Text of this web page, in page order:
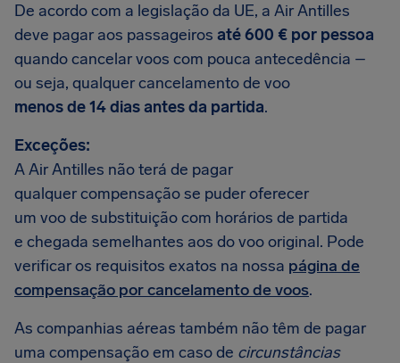
De acordo com a legislação da UE, a Air Antilles
deve pagar aos passageiros até 600 € por pessoa
quando cancelar voos com pouca antecedência –
ou seja, qualquer cancelamento de voo
menos de 14 dias antes da partida.
Exceções:
A Air Antilles não terá de pagar
qualquer compensação se puder oferecer
um voo de substituição com horários de partida
e chegada semelhantes aos do voo original. Pode
verificar os requisitos exatos na nossa página de
compensação por cancelamento de voos.
As companhias aéreas também não têm de pagar
uma compensação em caso de circunstâncias